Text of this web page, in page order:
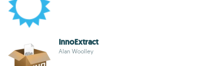
InnoExtract
Alan Woolley